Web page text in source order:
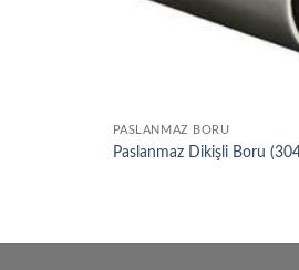
PASLANMAZ BORU
Paslanmaz Dikişli Boru